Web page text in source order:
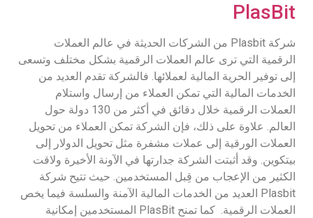
PlasBit
شركة Plasbit من الشركات الحديثة في عالم العملات
الرقمية التي ترى عالم العملات الرقمية بشكل مختلف وتسعى
إلى توفير الحرية المالية لعملائها. فالشركة تقدم العديد من
الخدمات المالية التي تمكن العملاء من إرسال واستلام
العملات الرقمية خلال دقائق في أكثر من 130 دولة حول
العالم. علاوة على ذلك، فإن الشركة تمكن العملاء من تحويل
العملات الورقية إلى عملات مشفرة مثل تحويل الدولار إلى
بيتكوين. وقد أثبتت الشركة جدارتها في الآونة الأخيرة ولاقت
الكثير من الإعجاب من قِبل المستخدمين. حيث تتيح شركة
Plasbit العديد من الخدمات المالية الآمنة والسلسة فيما يخص
العملات الرقمية. كما تمنح PlasBit المستخدمين إمكانية